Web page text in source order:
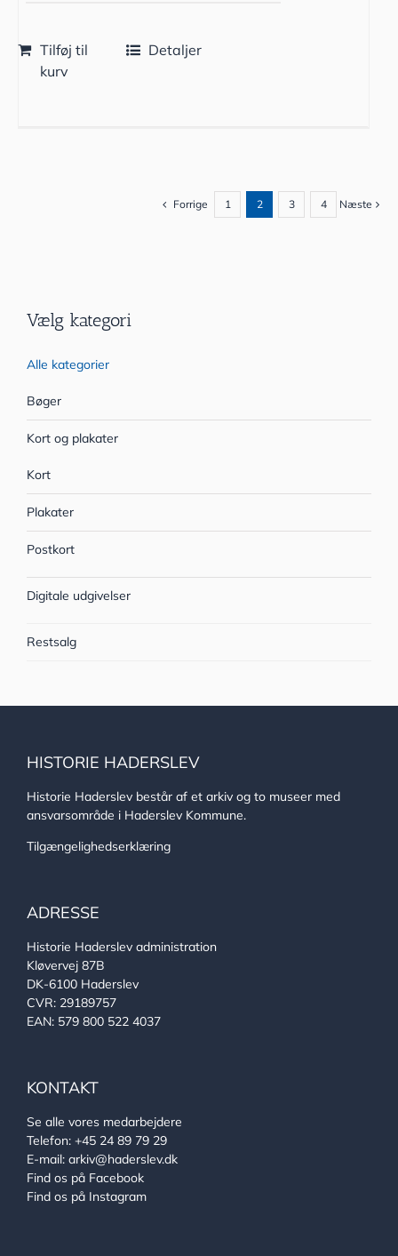
Tilføj til
kurv
Detaljer
Forrige 1 2 3 4 Næste
Vælg kategori
Alle kategorier
Bøger
Kort og plakater
Kort
Plakater
Postkort
Digitale udgivelser
Restsalg
HISTORIE HADERSLEV
Historie Haderslev består af et arkiv og to museer med
ansvarsområde i Haderslev Kommune.
Tilgængelighedserklæring
ADRESSE
Historie Haderslev administration
Kløvervej 87B
DK-6100 Haderslev
CVR: 29189757
EAN: 579 800 522 4037
KONTAKT
Se alle vores medarbejdere
Telefon: +45 24 89 79 29
E-mail: arkiv@haderslev.dk
Find os på Facebook
Find os på Instagram